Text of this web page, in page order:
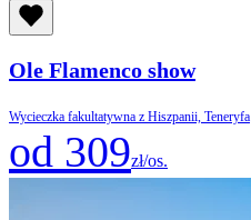
Ole Flamenco show
Wycieczka fakultatywna z Hiszpanii, Teneryfa
od 309zł/os.